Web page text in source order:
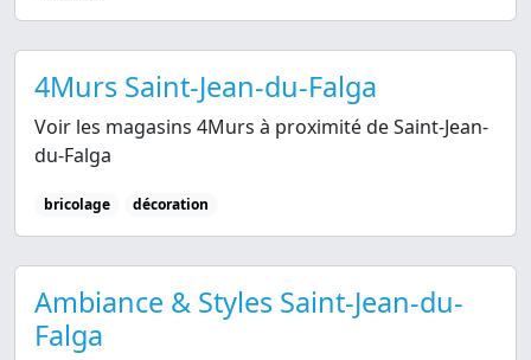
4Murs Saint-Jean-du-Falga
Voir les magasins 4Murs à proximité de Saint-Jean-
du-Falga
bricolage décoration
Ambiance & Styles Saint-Jean-du-
Falga